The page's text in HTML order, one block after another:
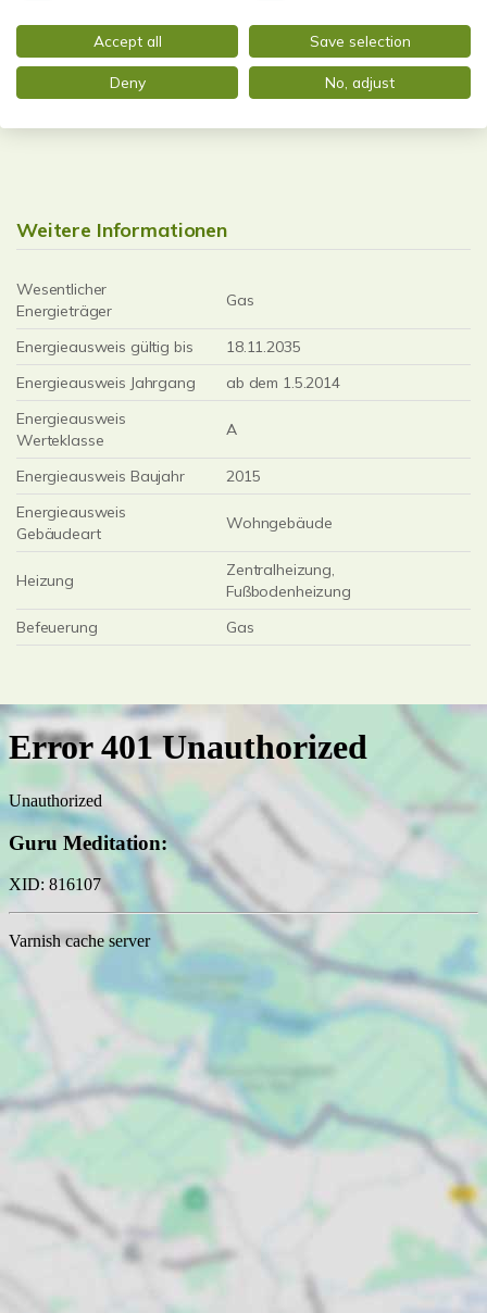
38,70 kWh / (m²*a)
Weitere Informationen
Wesentlicher
Energieträger
Gas
Energieausweis gültig bis
18.11.2035
Energieausweis Jahrgang
ab dem 1.5.2014
Energieausweis
Werteklasse
A
Energieausweis Baujahr
2015
Energieausweis
Gebäudeart
Wohngebäude
Heizung
Zentralheizung,
Fußbodenheizung
Befeuerung
Gas
Accept all Save selection
Deny No, adjust